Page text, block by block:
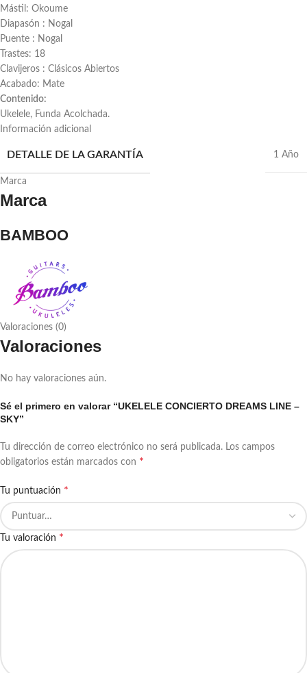
Mástil: Okoume
Diapasón : Nogal
Puente : Nogal
Trastes: 18
Clavijeros : Clásicos Abiertos
Acabado: Mate
Contenido:
Ukelele, Funda Acolchada.
Información adicional
DETALLE DE LA GARANTÍA 1 Año
Marca
Marca
BAMBOO
Valoraciones (0)
Valoraciones
No hay valoraciones aún.
Sé el primero en valorar “UKELELE CONCIERTO DREAMS LINE –
SKY”
Tu dirección de correo electrónico no será publicada. Los campos
obligatorios están marcados con *
Tu puntuación *
Tu valoración *